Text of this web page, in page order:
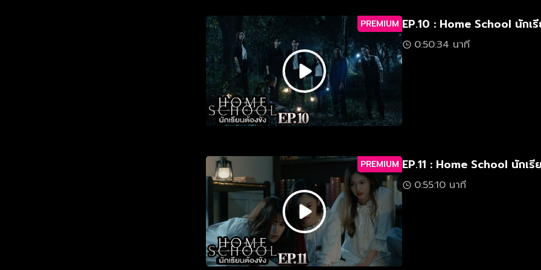
PREMIUM EP.10 : Home School นักเ
0:50:34 นาที
PREMIUM EP.11 : Home School นักเ
0:55:10 นาที